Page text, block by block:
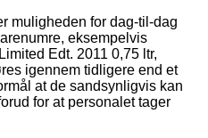
muligheden for dag-til-dag
eksempelvis
Edt. 2011 0,75 ltr,
igennem tidligere end et
at de sandsynligvis kan
for at personalet tager